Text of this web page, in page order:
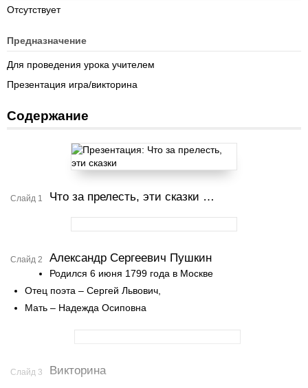
Отсутствует
Предназначение
Для проведения урока учителем
Презентация игра/викторина
Содержание
Слайд 1 Что за прелесть, эти сказки …
Слайд 2 Александр Сергеевич Пушкин
Родился 6 июня 1799 года в Москве
Отец поэта – Сергей Львович,
Мать – Надежда Осиповна
Слайд 3 Викторина